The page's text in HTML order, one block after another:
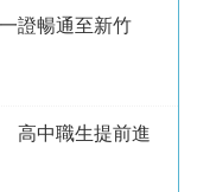
證暢通至新竹
高中職生提前進